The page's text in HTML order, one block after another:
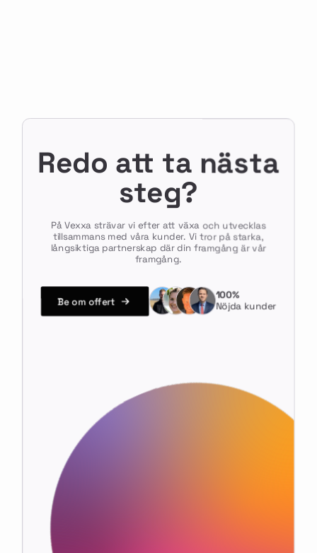
Redo att ta nästa
steg?
På Vexxa strävar vi efter att växa och utvecklas
tillsammans med våra kunder. Vi tror på starka,
långsiktiga partnerskap där din framgång är vår
framgång.
Be om offert
100%
Nöjda kunder